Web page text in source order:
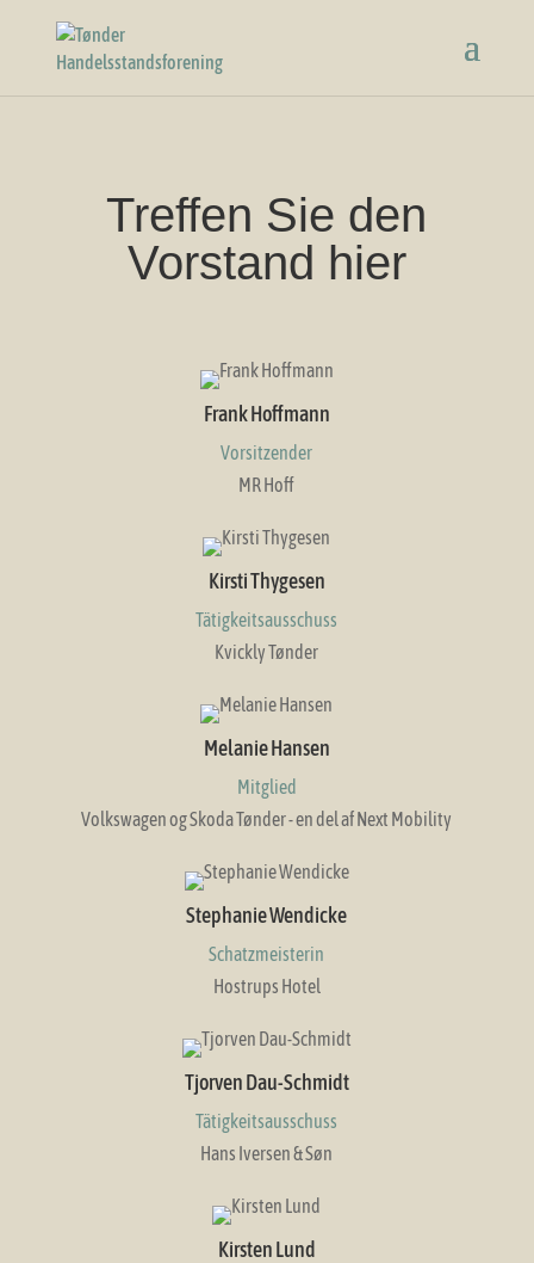
Treffen Sie den
Vorstand hier
Frank Hoffmann
Vorsitzender
MR Hoff
Kirsti Thygesen
Tätigkeitsausschuss
Kvickly Tønder
Melanie Hansen
Mitglied
Volkswagen og Skoda Tønder - en del af Next Mobility
Stephanie Wendicke
Schatzmeisterin
Hostrups Hotel
Tjorven Dau-Schmidt
Tätigkeitsausschuss
Hans Iversen & Søn
Kirsten Lund